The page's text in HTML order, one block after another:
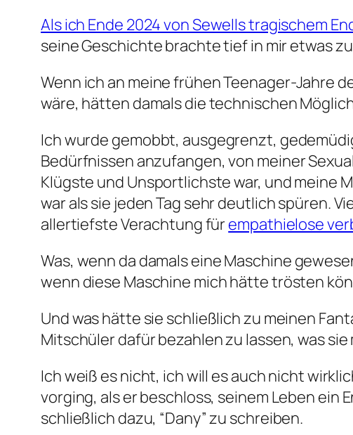
Als ich Ende 2024 von Sewells tragischem
seine Geschichte brachte tief in mir etwas
Wenn ich an meine frühen Teenager-Jahre
wäre, hätten damals die technischen
Ich wurde gemobbt, ausgegrenzt,
Bedürfnissen anzufangen, von meiner
Klügste und Unsportlichste war, und meine
war als sie jeden Tag sehr deutlich spüren.
allertiefste Verachtung für empathielose
Was, wenn da damals eine Maschine
wenn diese Maschine mich hätte trösten
Und was hätte sie schließlich zu meinen
Mitschüler dafür bezahlen zu lassen, was
Ich weiß es nicht, ich will es auch nicht
vorging, als er beschloss, seinem Leben ein
schließlich dazu, “Dany” zu schreiben.